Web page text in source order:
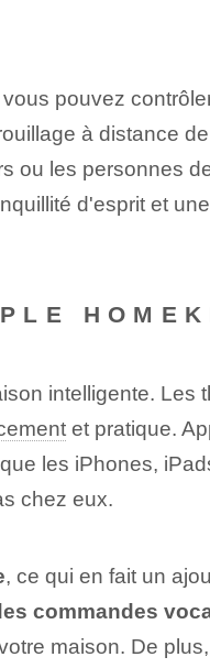
pouvez
à distance
ou les personnes
d'esprit et
intelligente. Les
‍et pratique.
les iPhones,
chez eux.
, ce qui en fait un
commandes
maison. De